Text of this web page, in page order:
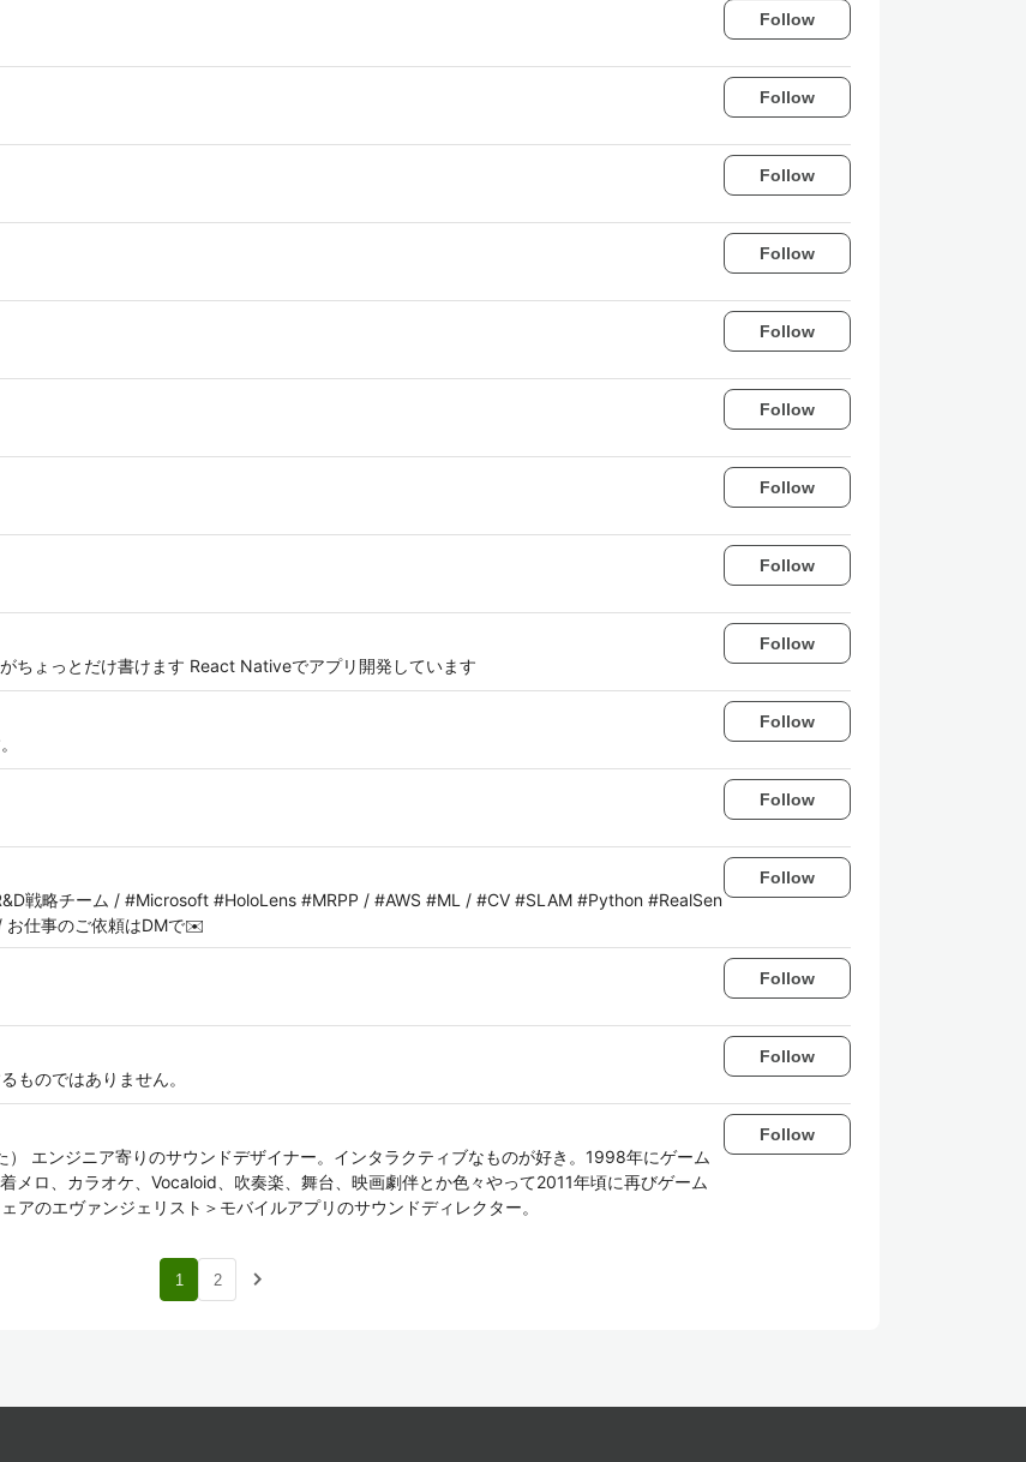
Follow
Follow
Follow
Follow
Follow
Follow
Follow
Follow
ちょっとだけ書けます React Nativeでアプリ開発しています
Follow
Follow
Follow
戦略チーム / #Microsoft #HoloLens #MRPP / #AWS #ML / #CV #SLAM #Python #RealSen
お仕事のご依頼はDMで✉️
Follow
Follow
ものではありません。
Follow
） エンジニア寄りのサウンドデザイナー。インタラクティブなものが好き。1998年にゲーム
メロ、カラオケ、Vocaloid、吹奏楽、舞台、映画劇伴とか色々やって2011年頃に再びゲーム
アのエヴァンジェリスト＞モバイルアプリのサウンドディレクター。
Follow
1 2 navigate_next